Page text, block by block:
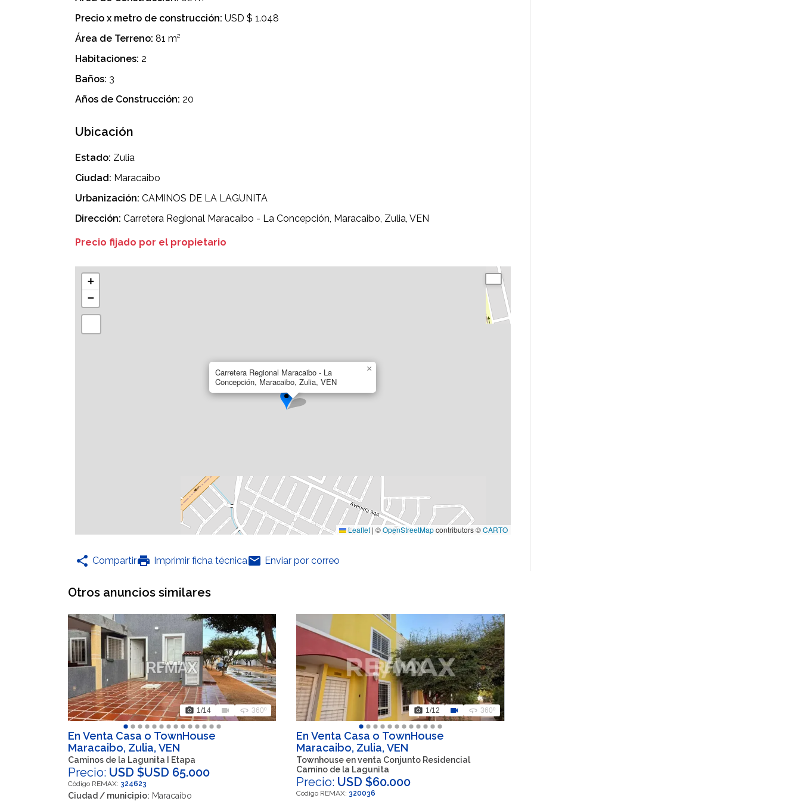
Precio x metro de construcción: USD $ 1.048
Área de Terreno: 81 m²
Habitaciones: 2
Baños: 3
Años de Construcción: 20
Ubicación
Estado: Zulia
Ciudad: Maracaibo
Urbanización: CAMINOS DE LA LAGUNITA
Dirección: Carretera Regional Maracaibo - La Concepción, Maracaibo, Zulia, VEN
Precio fijado por el propietario
Carretera Regional Maracaibo - La
Concepción, Maracaibo, Zulia, VEN
×
+
−
Leaflet | ©OpenStreetMapcontributors ©CARTO
share Compartirprint Imprimir ficha técnicaemail Enviar por correo
Otros anuncios similares
photo_camera 1/14 videocam 360 360º
En Venta Casa o TownHouse
Maracaibo, Zulia, VEN
Caminos de la Lagunita I Etapa
Precio: USD $USD 65.000
Código REMAX: 324623
Ciudad / municipio: Maracaibo
photo_camera 1/12 videocam 360 360º
En Venta Casa o TownHouse
Maracaibo, Zulia, VEN
Townhouse en venta Conjunto Residencial
Camino de la Lagunita
Precio: USD $60.000
Código REMAX: 320036